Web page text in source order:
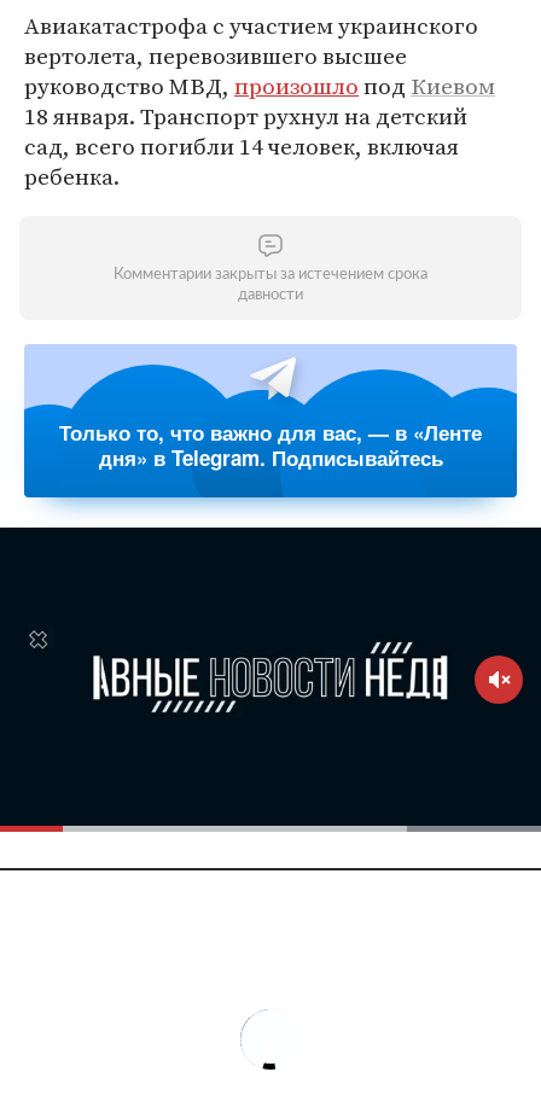
Авиакатастрофа с участием украинского
вертолета, перевозившего высшее
руководство МВД, произошлопод Киевом
18 января. Транспорт рухнул на детский
сад, всего погибли 14 человек, включая
ребенка.
Комментарии закрыты за истечением срока
давности
Только то, что важно для вас, — в «Ленте
дня» в Telegram. Подписывайтесь